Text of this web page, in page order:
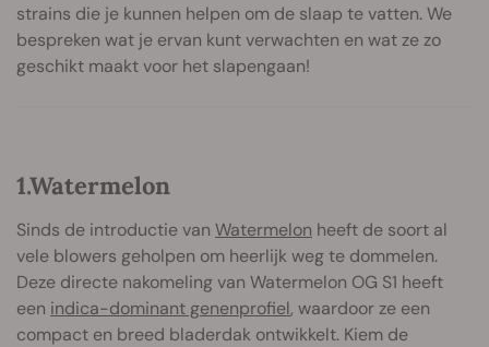
strains die je kunnen helpen om de slaap te vatten. We
bespreken wat je ervan kunt verwachten en wat ze zo
geschikt maakt voor het slapengaan!
1.Watermelon
Sinds de introductie van Watermelon heeft de soort al
vele blowers geholpen om heerlijk weg te dommelen.
Deze directe nakomeling van Watermelon OG S1 heeft
een indica-dominant genenprofiel, waardoor ze een
compact en breed bladerdak ontwikkelt. Kiem de